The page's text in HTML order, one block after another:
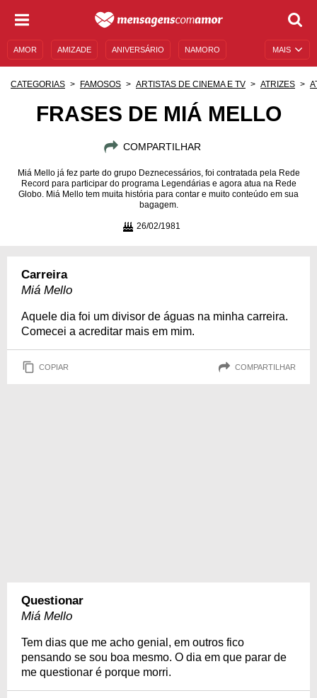
MAIS
AMOR AMIZADE ANIVERSÁRIO NAMORO
DESCULPAS
CATEGORIAS FAMOSOS ARTISTAS DE CINEMA E TV ATRIZES
FRASES DE MIÁ MELLO
COMPARTILHAR
Miá Mello já fez parte do grupo Deznecessários, foi contratada pela Rede
Record para participar do programa Legendárias e agora atua na Rede
Globo. Miá Mello tem muita história para contar e muito conteúdo em sua
bagagem.
26/02/1981
Carreira
Miá Mello
Aquele dia foi um divisor de águas na minha carreira.
Comecei a acreditar mais em mim.
COPIAR COMPARTILHAR
Questionar
Miá Mello
Tem dias que me acho genial, em outros fico
pensando se sou boa mesmo. O dia em que parar de
me questionar é porque morri.